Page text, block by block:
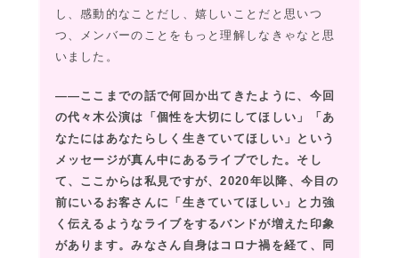
し、感動的なことだし、嬉しいことだと思いつ
つ、メンバーのことをもっと理解しなきゃなと思
いました。
――ここまでの話で何回か出てきたように、今回
の代々木公演は「個性を大切にしてほしい」「あ
なたにはあなたらしく生きていてほしい」という
メッセージが真ん中にあるライブでした。そし
て、ここからは私見ですが、2020年以降、今目の
前にいるお客さんに「生きていてほしい」と力強
く伝えるようなライブをするバンドが増えた印象
があります。みなさん自身はコロナ禍を経て、同